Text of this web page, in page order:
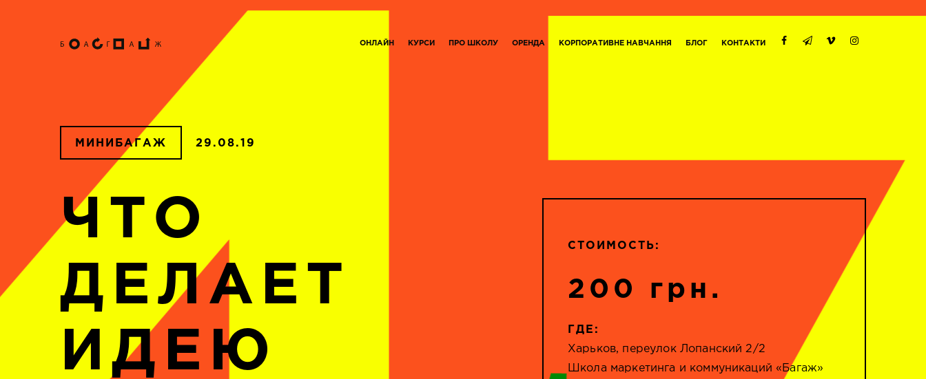
ОНЛАЙН КУРСИ ПРО ШКОЛУ ОРЕНДА КОРПОРАТИВНЕ НАВЧАННЯ БЛОГ КОНТАКТИ
МИНИБАГАЖ 29.08.19
ЧТО
ДЕЛАЕТ
ИДЕЮ
СТОИМОСТЬ:
200 грн.
ГДЕ:
Харьков, переулок Лопанский 2/2
Школа маркетинга и коммуникаций «Багаж»